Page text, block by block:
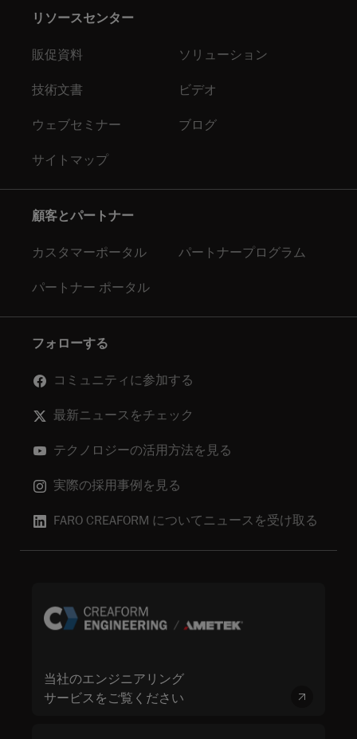
リソースセンター
販促資料 ソリューション
技術文書 ビデオ
ウェブセミナー ブログ
サイトマップ
顧客とパートナー
カスタマーポータル パートナープログラム
パートナー ポータル
フォローする
コミュニティに参加する
最新ニュースをチェック
テクノロジーの活用方法を見る
実際の採用事例を見る
FARO CREAFORM についてニュースを受け取る
当社のエンジニアリング
サービスをご覧ください